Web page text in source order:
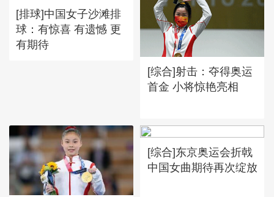
[排球]中国女子沙滩排
球：有惊喜 有遗憾 更
有期待
[综合]射击：夺得奥运
首金 小将惊艳亮相
[综合]东京奥运会折戟
中国女曲期待再次绽放